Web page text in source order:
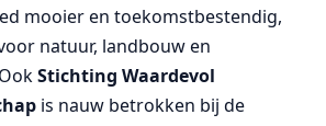
mooier en toekomstbestendig,
natuur, landbouw en
Stichting Waardevol
is nauw betrokken bij de